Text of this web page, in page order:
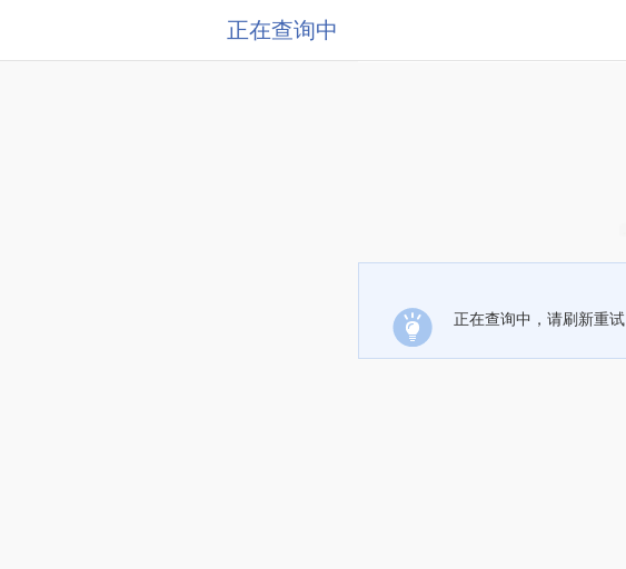
正在查询中
正在查询中，请刷新重试